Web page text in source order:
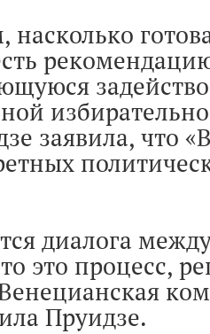
насколько
заявила, что
диалога
это процесс,
Пруидзе.